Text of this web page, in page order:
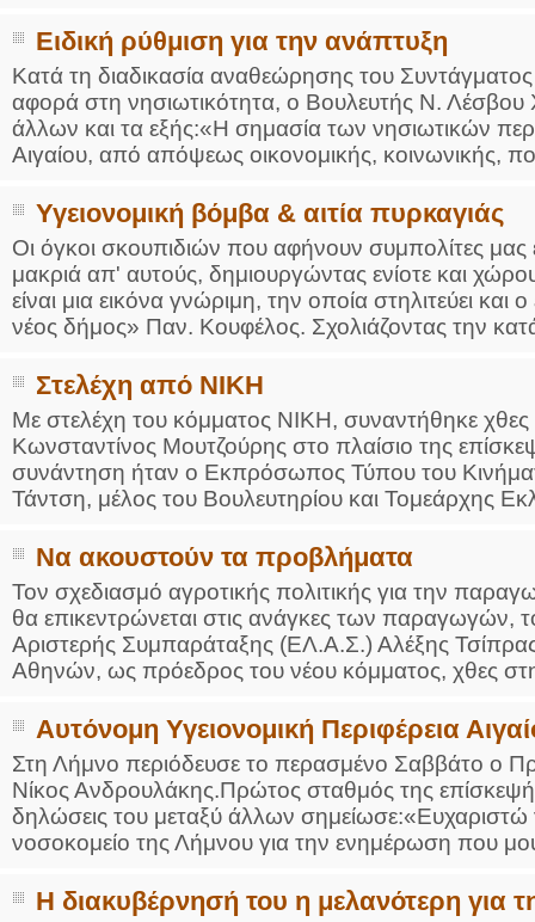
Ειδική ρύθμιση για την ανάπτυξη
Κατά τη διαδικασία αναθεώρησης του Συντάγματος
αφορά στη νησιωτικότητα, ο Βουλευτής Ν.
άλλων και τα εξής:«Η σημασία των νησιωτικών
Αιγαίου, από απόψεως οικονομικής, κοινωνικής,
Υγειονομική βόμβα & αιτία πυρκαγιάς
Οι όγκοι σκουπιδιών που αφήνουν συμπολίτες μας
μακριά απ' αυτούς, δημιουργώντας ενίοτε και
είναι μια εικόνα γνώριμη, την οποία στηλιτεύει
νέος δήμος» Παν. Κουφέλος. Σχολιάζοντας την
Στελέχη από ΝΙΚΗ
Με στελέχη του κόμματος ΝΙΚΗ, συναντήθηκε χθες
Κωνσταντίνος Μουτζούρης στο πλαίσιο της
συνάντηση ήταν ο Εκπρόσωπος Τύπου του
Τάντση, μέλος του Βουλευτηρίου και Τομεάρχης
Να ακουστούν τα προβλήματα
Τον σχεδιασμό αγροτικής πολιτικής για την
θα επικεντρώνεται στις ανάγκες των παραγωγών,
Αριστερής Συμπαράταξης (ΕΛ.Α.Σ.) Αλέξης
Αθηνών, ως πρόεδρος του νέου κόμματος, χθες
Αυτόνομη Υγειονομική Περιφέρεια
Στη Λήμνο περιόδευσε το περασμένο Σαββάτο ο
Νίκος Ανδρουλάκης.Πρώτος σταθμός της
δηλώσεις του μεταξύ άλλων σημείωσε:«Ευχαριστώ
νοσοκομείο της Λήμνου για την ενημέρωση που
Η διακυβέρνησή του η μελανότερη για